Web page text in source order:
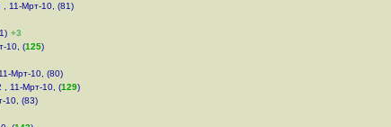
, 11-Мрт-10, (81)
+3
10, (125)
Мрт-10, (80)
, 11-Мрт-10, (129)
10, (83)